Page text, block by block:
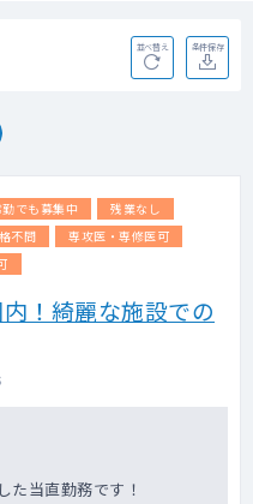
並べ替え 条件保存
でも募集中
残業なし
不問
専攻医・専修医可
！綺麗な施設での
当直勤務です！